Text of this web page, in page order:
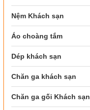
Nệm Khách sạn
Áo choàng tắm
Dép khách sạn
Chăn ga khách sạn
Chăn ga gối Khách sạn